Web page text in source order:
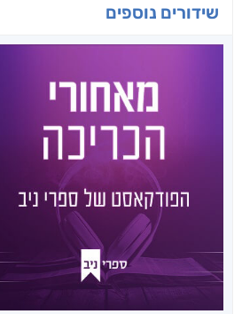
שידורים נוספים
מאחורי הכריכה
הפודקאסט של ספרי
ניב
מידי שבוע, נפרסם לכם פרק מרתק,
בו ענת כהן תראיין את אחד
מהסופרים המוכשרים איתם זכינו
לעבוד.
לרשימת הפרקים